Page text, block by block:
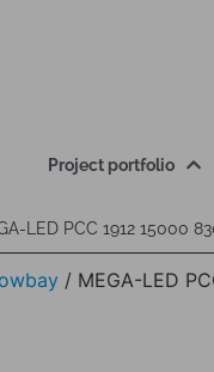
Project portfolio
LED PCC 1912 15000
/ MEGA-LED